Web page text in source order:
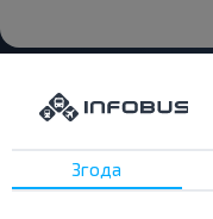
Бажаєте
Згода